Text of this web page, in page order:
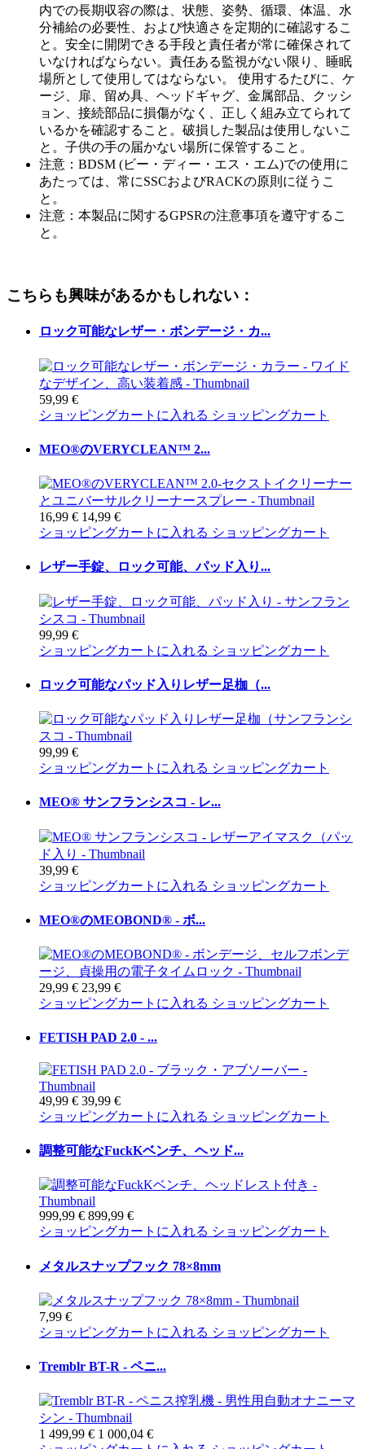
内での長期収容の際は、状態、姿勢、循環、体温、水
分補給の必要性、および快適さを定期的に確認するこ
と。安全に開閉できる手段と責任者が常に確保されて
いなければならない。責任ある監視がない限り、睡眠
場所として使用してはならない。 使用するたびに、ケ
ージ、扉、留め具、ヘッドギャグ、金属部品、クッシ
ョン、接続部品に損傷がなく、正しく組み立てられて
いるかを確認すること。破損した製品は使用しないこ
と。子供の手の届かない場所に保管すること。
注意：BDSM (ビー・ディー・エス・エム)での使用に
あたっては、常にSSCおよびRACKの原則に従うこ
と。
注意：本製品に関するGPSRの注意事項を遵守するこ
と。
こちらも興味があるかもしれない：
ロック可能なレザー・ボンデージ・カ...
59,99 €
ショッピングカートに入れる ショッピングカート
MEO®のVERYCLEAN™ 2...
16,99 € 14,99 €
ショッピングカートに入れる ショッピングカート
レザー手錠、ロック可能、パッド入り...
99,99 €
ショッピングカートに入れる ショッピングカート
ロック可能なパッド入りレザー足枷（...
99,99 €
ショッピングカートに入れる ショッピングカート
MEO® サンフランシスコ - レ...
39,99 €
ショッピングカートに入れる ショッピングカート
MEO®のMEOBOND® - ボ...
29,99 € 23,99 €
ショッピングカートに入れる ショッピングカート
FETISH PAD 2.0 - ...
49,99 € 39,99 €
ショッピングカートに入れる ショッピングカート
調整可能なFuckKベンチ、ヘッド...
999,99 € 899,99 €
ショッピングカートに入れる ショッピングカート
メタルスナップフック 78×8mm
7,99 €
ショッピングカートに入れる ショッピングカート
Tremblr BT-R - ペニ...
1 499,99 € 1 000,04 €